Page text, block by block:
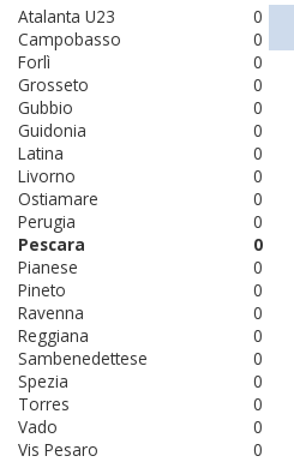
0
Atalanta U23
0
Campobasso
0
Forlì
0
Grosseto
0
Gubbio
0
Guidonia
0
Latina
0
Livorno
0
Ostiamare
0
Perugia
0
Pescara
0
Pianese
0
Pineto
0
Ravenna
0
Reggiana
0
Sambenedettese
0
Spezia
0
Torres
0
Vado
0
Vis Pesaro